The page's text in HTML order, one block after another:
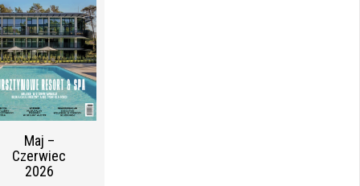
Maj –
Czerwiec
2026